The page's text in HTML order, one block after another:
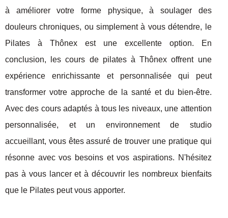
à améliorer votre forme physique, à soulager des
douleurs chroniques, ou simplement à vous détendre, le
Pilates à Thônex est une excellente option. En
conclusion, les cours de pilates à Thônex offrent une
expérience enrichissante et personnalisée qui peut
transformer votre approche de la santé et du bien-être.
Avec des cours adaptés à tous les niveaux, une attention
personnalisée, et un environnement de studio
accueillant, vous êtes assuré de trouver une pratique qui
résonne avec vos besoins et vos aspirations. N'hésitez
pas à vous lancer et à découvrir les nombreux bienfaits
que le Pilates peut vous apporter.